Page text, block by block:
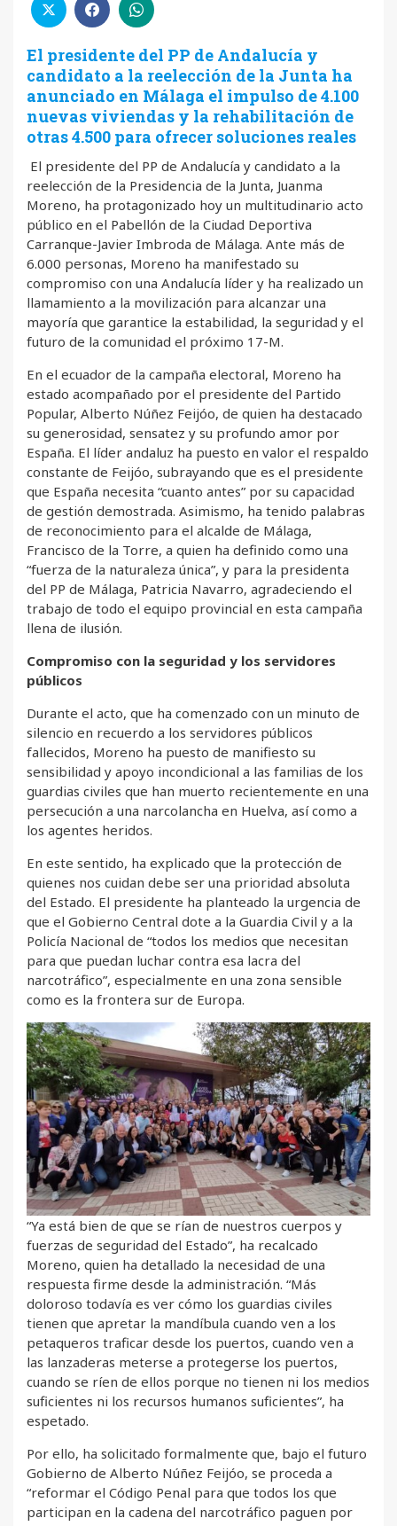
El presidente del PP de Andalucía y
candidato a la reelección de la Junta ha
anunciado en Málaga el impulso de 4.100
nuevas viviendas y la rehabilitación de
otras 4.500 para ofrecer soluciones reales
El presidente del PP de Andalucía y candidato a la
reelección de la Presidencia de la Junta, Juanma
Moreno, ha protagonizado hoy un multitudinario acto
público en el Pabellón de la Ciudad Deportiva
Carranque-Javier Imbroda de Málaga. Ante más de
6.000 personas, Moreno ha manifestado su
compromiso con una Andalucía líder y ha realizado un
llamamiento a la movilización para alcanzar una
mayoría que garantice la estabilidad, la seguridad y el
futuro de la comunidad el próximo 17-M.
En el ecuador de la campaña electoral, Moreno ha
estado acompañado por el presidente del Partido
Popular, Alberto Núñez Feijóo, de quien ha destacado
su generosidad, sensatez y su profundo amor por
España. El líder andaluz ha puesto en valor el respaldo
constante de Feijóo, subrayando que es el presidente
que España necesita “cuanto antes” por su capacidad
de gestión demostrada. Asimismo, ha tenido palabras
de reconocimiento para el alcalde de Málaga,
Francisco de la Torre, a quien ha definido como una
“fuerza de la naturaleza única”, y para la presidenta
del PP de Málaga, Patricia Navarro, agradeciendo el
trabajo de todo el equipo provincial en esta campaña
llena de ilusión.
Compromiso con la seguridad y los servidores
públicos
Durante el acto, que ha comenzado con un minuto de
silencio en recuerdo a los servidores públicos
fallecidos, Moreno ha puesto de manifiesto su
sensibilidad y apoyo incondicional a las familias de los
guardias civiles que han muerto recientemente en una
persecución a una narcolancha en Huelva, así como a
los agentes heridos.
En este sentido, ha explicado que la protección de
quienes nos cuidan debe ser una prioridad absoluta
del Estado. El presidente ha planteado la urgencia de
que el Gobierno Central dote a la Guardia Civil y a la
Policía Nacional de “todos los medios que necesitan
para que puedan luchar contra esa lacra del
narcotráfico”, especialmente en una zona sensible
como es la frontera sur de Europa.
“Ya está bien de que se rían de nuestros cuerpos y
fuerzas de seguridad del Estado”, ha recalcado
Moreno, quien ha detallado la necesidad de una
respuesta firme desde la administración. “Más
doloroso todavía es ver cómo los guardias civiles
tienen que apretar la mandíbula cuando ven a los
petaqueros traficar desde los puertos, cuando ven a
las lanzaderas meterse a protegerse los puertos,
cuando se ríen de ellos porque no tienen ni los medios
suficientes ni los recursos humanos suficientes”, ha
espetado.
Por ello, ha solicitado formalmente que, bajo el futuro
Gobierno de Alberto Núñez Feijóo, se proceda a
“reformar el Código Penal para que todos los que
participan en la cadena del narcotráfico paguen por